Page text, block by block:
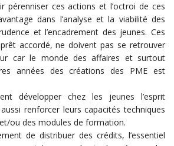
pérenniser ces actions et l’octroi de ces
dans l’analyse et la viabilité des
et l’encadrement des jeunes. Ces
accordé, ne doivent pas se retrouver
car le monde des affaires et surtout
années des créations des PME est
développer chez les jeunes l’esprit
renforcer leurs capacités techniques
ou des modules de formation.
de distribuer des crédits, l’essentiel